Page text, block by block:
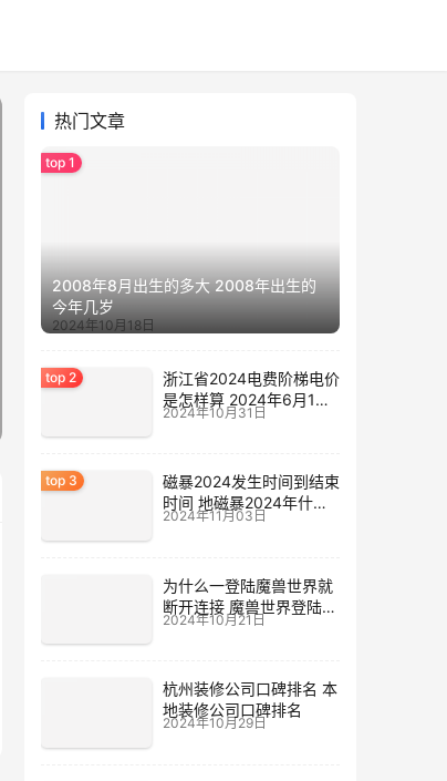
热门文章
2008年8月出生的多大 2008年出生的
今年几岁
2024年10月18日
浙江省2024电费阶梯电价
是怎样算 2024年6月1日
电费涨价
2024年10月31日
磁暴2024发生时间到结束
时间 地磁暴2024年什么
时候
2024年11月03日
为什么一登陆魔兽世界就
断开连接 魔兽世界登陆不
上去
2024年10月21日
杭州装修公司口碑排名 本
地装修公司口碑排名
2024年10月29日